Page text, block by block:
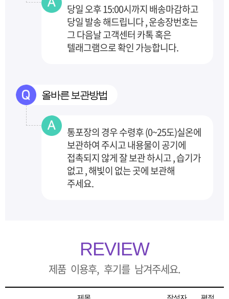
당일 오후 15:00시까지 배송마감하고
당일 발송 해드립니다 , 운송장번호는
그 다음날 고객센터카톡 혹은
텔래그램으로 확인 가능합니다.
올바른 보관방법
통포장의 경우 수령후 (0~25도)실온에
보관하여 주시고 내용물이 공기에
접촉되지 않게 잘 보관하시고 , 습기가
없고 , 해빛이 없는 곳에 보관해
주세요.
REVIEW
제품 이용후, 후기를 남겨주세요.